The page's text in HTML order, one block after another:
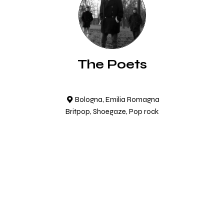
The Poets
Bologna, Emilia Romagna
Britpop, Shoegaze, Pop rock